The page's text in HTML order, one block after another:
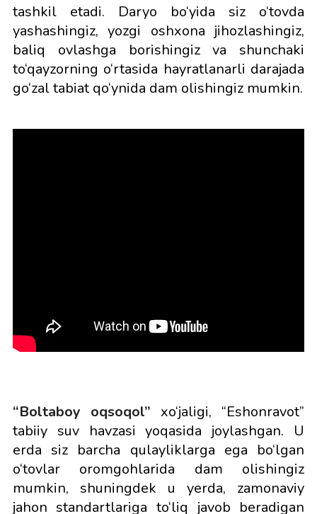
tashkil etadi. Daryo bo‘yida siz o‘tovda
yashashingiz, yozgi oshxona jihozlashingiz,
baliq ovlashga borishingiz va shunchaki
to‘qayzorning o‘rtasida hayratlanarli darajada
go‘zal tabiat qo‘ynida dam olishingiz mumkin.
“Boltaboy oqsoqol” xo‘jaligi, “Eshonravot”
tabiiy suv havzasi yoqasida joylashgan. U
erda siz barcha qulayliklarga ega bo‘lgan
o‘tovlar oromgohlarida dam olishingiz
mumkin, shuningdek u yerda, zamonaviy
jahon standartlariga to‘liq javob beradigan